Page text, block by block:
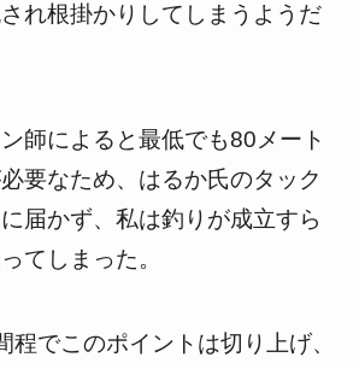
れ根掛かりしてしまうようだ
師によると最低でも80メート
要なため、はるか氏のタック
届かず、私は釣りが成立すら
てしまった。
程でこのポイントは切り上げ、